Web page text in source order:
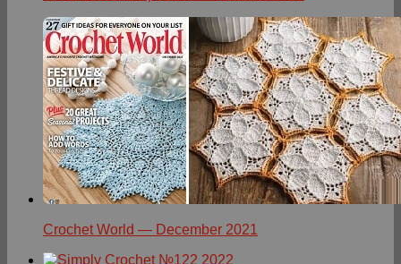
Crochet World — December 2021